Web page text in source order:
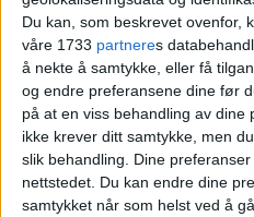
Du kan, som beskrevet ovenfor,
våre 1733 partneres
å nekte å samtykke, eller få
og endre preferansene dine før
på at en viss behandling av dine
ikke krever ditt samtykke, men
slik behandling. Dine
nettstedet. Du kan endre dine
samtykket når som helst ved å
Årvollammenligger
Tjuvholmen har 18,8
Kaldest på oversikten
17,6 grader.